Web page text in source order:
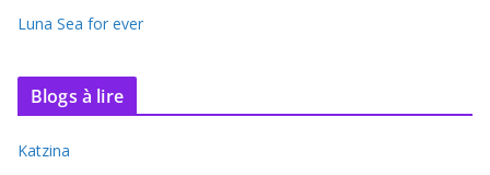
Luna Sea for ever
Blogs à lire
Katzina